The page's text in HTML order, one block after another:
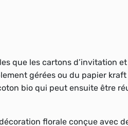
que les cartons d’invitation
gérées ou du papier kraft
bio qui peut ensuite être
florale conçue avec